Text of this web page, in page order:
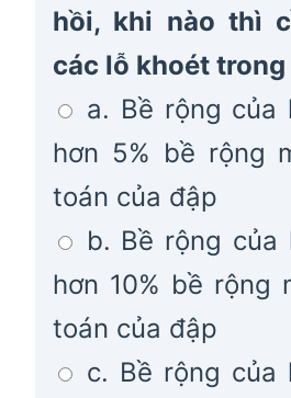
hồi, khi nào thì
các lỗ khoét trong
a. Bề rộng của
hơn 5% bề rộng
toán của đập
b. Bề rộng của
hơn 10% bề rộng
toán của đập
c. Bề rộng của